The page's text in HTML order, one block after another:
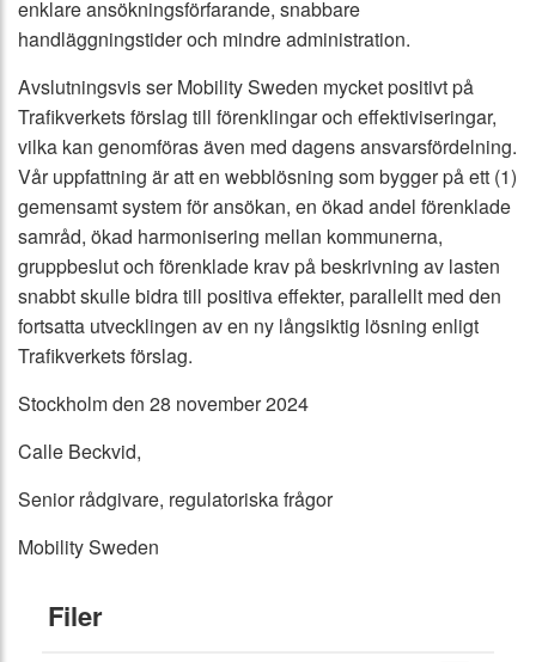
enklare ansökningsförfarande, snabbare
handläggningstider och mindre administration.
Avslutningsvis ser Mobility Sweden mycket positivt på
Trafikverkets förslag till förenklingar och effektiviseringar,
vilka kan genomföras även med dagens ansvarsfördelning.
Vår uppfattning är att en webblösning som bygger på ett (1)
gemensamt system för ansökan, en ökad andel förenklade
samråd, ökad harmonisering mellan kommunerna,
gruppbeslut och förenklade krav på beskrivning av lasten
snabbt skulle bidra till positiva effekter, parallellt med den
fortsatta utvecklingen av en ny långsiktig lösning enligt
Trafikverkets förslag.
Stockholm den 28 november 2024
Calle Beckvid,
Senior rådgivare, regulatoriska frågor
Mobility Sweden
Filer